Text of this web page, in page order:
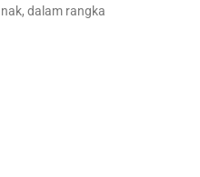
dalam rangka